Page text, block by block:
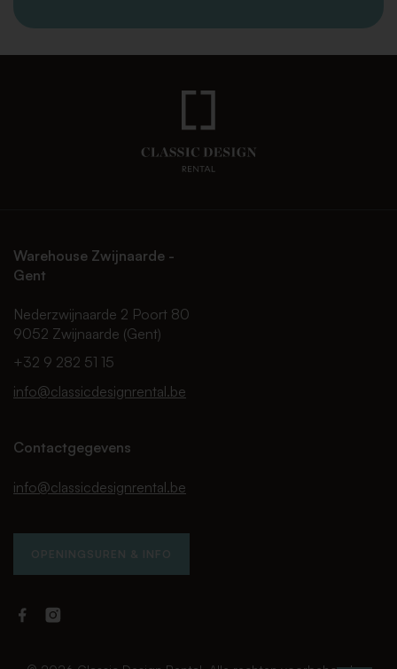
Warehouse Zwijnaarde -
Gent
Nederzwijnaarde 2 Poort 80
9052 Zwijnaarde (Gent)
+32 9 282 51 15
info@classicdesignrental.be
Contactgegevens
info@classicdesignrental.be
OPENINGSUREN & INFO
FacebookInstagram